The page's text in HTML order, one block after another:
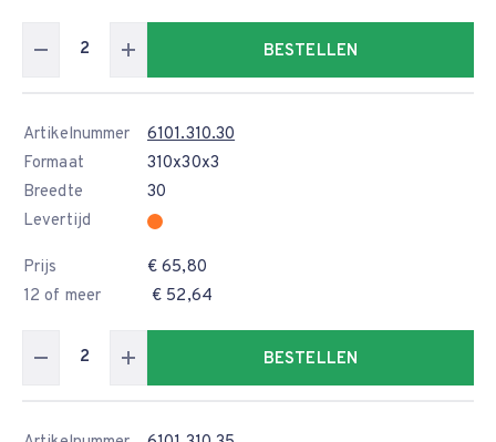
BESTELLEN
Artikelnummer
6101.310.30
Formaat
310x30x3
Breedte
30
Levertijd
Prijs
€ 65,80
12 of meer
€ 52,64
BESTELLEN